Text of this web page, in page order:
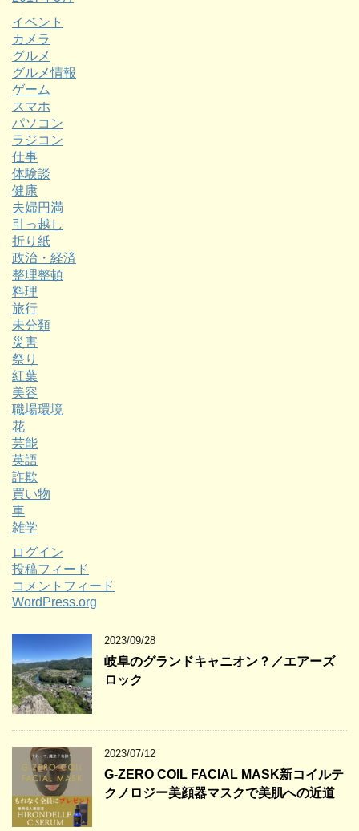
イベント
カメラ
グルメ
グルメ情報
ゲーム
スマホ
パソコン
ラジコン
仕事
体験談
健康
夫婦円満
引っ越し
折り紙
政治・経済
整理整頓
料理
旅行
未分類
災害
祭り
紅葉
美容
職場環境
花
芸能
英語
詐欺
買い物
車
雑学
ログイン
投稿フィード
コメントフィード
WordPress.org
2023/09/28
岐阜のグランドキャニオン？／エアーズ
ロック
2023/07/12
G-ZERO COIL FACIAL MASK新コイルテ
クノロジー美顔器マスクで美肌への近道